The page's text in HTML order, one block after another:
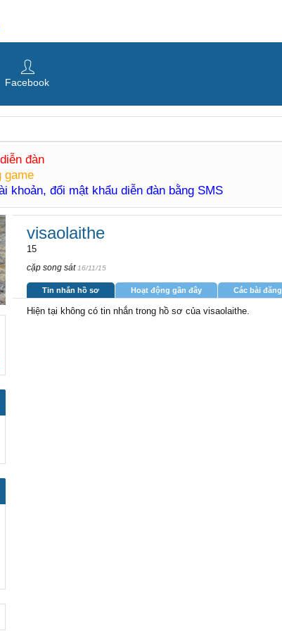
đàn
game
khoản, đổi mật khẩu diễn đàn bằng SMS
visaolaithe
15
cặp song sát16/11/15
Tin nhắn hồ sơ Hoạt động gần đây Các bài đăng
Hiện tại không có tin nhắn trong hồ sơ của visaolaithe.
Facebook